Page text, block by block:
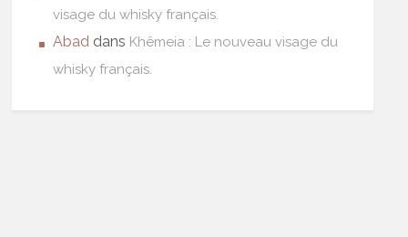
visage du whisky français.
Abad dans Khêmeia : Le nouveau visage du
whisky français.